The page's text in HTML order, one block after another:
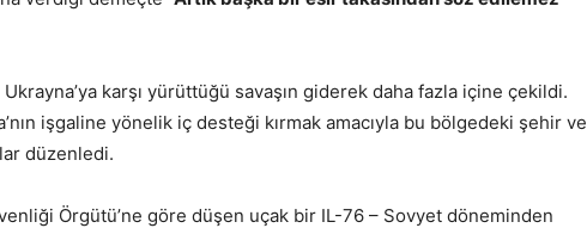
karşı yürüttüğü savaşın giderek daha fazla içine çekildi.
işgaline yönelik iç desteği kırmak amacıyla bu bölgedeki şehir ve
düzenledi.
Örgütü’ne göre düşen uçak bir IL-76 – Sovyet döneminden